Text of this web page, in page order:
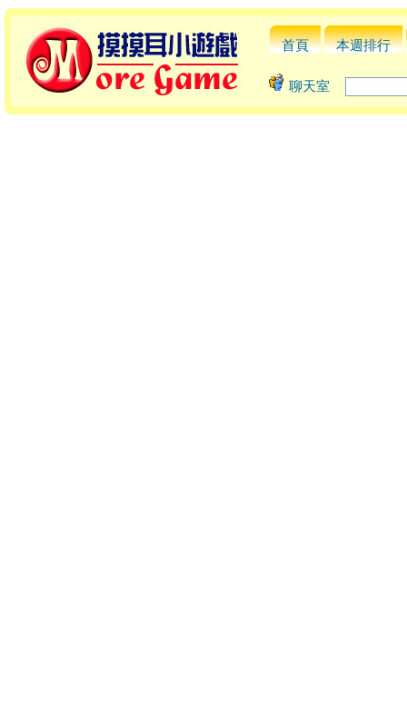
首頁 本週排行
聊天室